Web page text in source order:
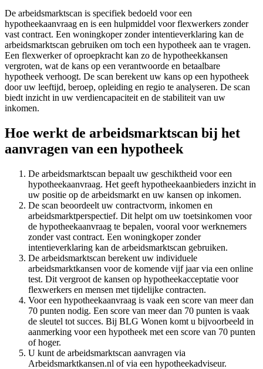
De arbeidsmarktscan is specifiek bedoeld voor een
hypotheekaanvraag en is een hulpmiddel voor flexwerkers zonder
vast contract. Een woningkoper zonder intentieverklaring kan de
arbeidsmarktscan gebruiken om toch een hypotheek aan te vragen.
Een flexwerker of oproepkracht kan zo de hypotheekkansen
vergroten, wat de kans op een verantwoorde en betaalbare
hypotheek verhoogt. De scan berekent uw kans op een hypotheek
door uw leeftijd, beroep, opleiding en regio te analyseren. De scan
biedt inzicht in uw verdiencapaciteit en de stabiliteit van uw
inkomen.
Hoe werkt de arbeidsmarktscan bij het
aanvragen van een hypotheek
De arbeidsmarktscan bepaalt uw geschiktheid voor een
hypotheekaanvraag. Het geeft hypotheekaanbieders inzicht in
uw positie op de arbeidsmarkt en uw kansen op inkomen.
De scan beoordeelt uw contractvorm, inkomen en
arbeidsmarktperspectief. Dit helpt om uw toetsinkomen voor
de hypotheekaanvraag te bepalen, vooral voor werknemers
zonder vast contract. Een woningkoper zonder
intentieverklaring kan de arbeidsmarktscan gebruiken.
De arbeidsmarktscan berekent uw individuele
arbeidsmarktkansen voor de komende vijf jaar via een online
test. Dit vergroot de kansen op hypotheekacceptatie voor
flexwerkers en mensen met tijdelijke contracten.
Voor een hypotheekaanvraag is vaak een score van meer dan
70 punten nodig. Een score van meer dan 70 punten is vaak
de sleutel tot succes. Bij BLG Wonen komt u bijvoorbeeld in
aanmerking voor een hypotheek met een score van 70 punten
of hoger.
U kunt de arbeidsmarktscan aanvragen via
Arbeidsmarktkansen.nl of via een hypotheekadviseur.